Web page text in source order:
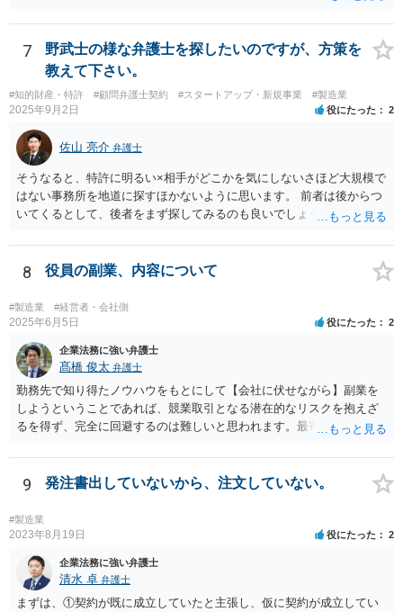
いった点は専門的な判断を要することが多く、第三者の専門家が入る
ことで交渉が整理されることもあります。 もっとも、株主が単に「会
社に買い取ってほしい」と希望しているだけでは、会社に当然の買取
義務が生じるわけではありません。非上場会社の株式に譲渡制限が付
されている場合には、会社法136条に基づき、第三者への株式譲渡につ
いて会社に承認を求める「譲渡承認請求」という手続との関係が問題
になることがあります。会社が譲渡を承認しない場合には、会社また
は会社が指定する者が当該株式を買い取るべき者として指定されるこ
とになり、その中で株式買取の問題が生じることがあります。 そのた
め、会社との価格交渉がまとまらない場合には、第三者への譲渡を前
提とした譲渡承認請求という手続を検討する余地があるかどうかを含
めて整理することになります。もっとも、具体的な対応は、定款の内
容や会社の機関設計等によっても変わり得るため、個別事情を踏まえ
た検討が必要となります。 （会社側から見た手続等については、拙筆
ではありますが、下記が参考になるかもしれません。 https://keiyaku-
す場合の検索ワードとしては、「会社法 弁護士」「企業法務 弁護
士」などが考えられます。非上場株式の評価や株主間紛争は企業法務
分野に含まれることが多いため、企業法務や会社法を取り扱っている
弁護士を探すのが一般的でしょう。
7
野武士の様な弁護士を探したいのですが、方策を
教えて下さい。
#知的財産・特許 #顧問弁護士契約 #スタートアップ・新規事業 #製造業
2025年9月2日 役にたった 2
佐山 亮介 弁護士
そうなると、特許に明るい×相手がどこかを気にしないさほど大規模で
はない事務所を地道に探すほかないように思います。 前者は後からつ
いてくるとして、後者をまず探してみるのも良いでしょう。
8 役員の副業、内容について
#製造業 #経営者・会社側
2025年6月5日 役にたった 2
企業法務に強い弁護士
髙橋 俊太 弁護士
勤務先で知り得たノウハウをもとにして【会社に伏せながら】副業を
しようということであれば、競業取引となる潜在的なリスクを抱えざ
るを得ず、完全に回避するのは難しいと思われます。最寄りの弁護士
たします。
9 発注書出していないから、注文していない。
#製造業
2023年8月19日 役にたった 2
企業法務に強い弁護士
清水 卓 弁護士
まずは、①契約が既に成立していたと主張し、仮に契約が成立してい